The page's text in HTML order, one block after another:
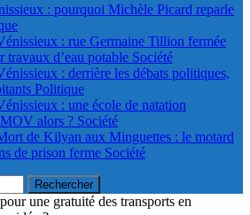
: pourquoi Michèle Picard reparle
: rue Germaine Tillion fermée
travaux d’eau potable Société
: derrière les débats politiques,
Politique
: une école de natation
alors ? Société
de Kilyan aux Minguettes : le motard
de prison ferme Société
une gratuité des transports en